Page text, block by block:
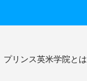
プリンス英米学院とは